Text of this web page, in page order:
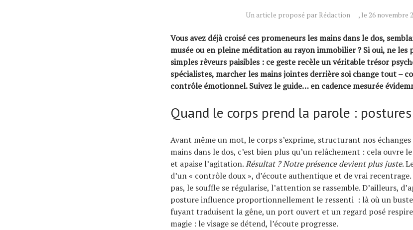
Un article proposé par Rédaction , le 26 novembre
Vous avez déjà croisé ces promeneurs les mains dans le dos,
musée ou en pleine méditation au rayon immobilier ? Si oui, ne les
simples rêveurs paisibles : ce geste recèle un véritable trésor
spécialistes, marcher les mains jointes derrière soi change tout –
contrôle émotionnel. Suivez le guide… en cadence mesurée
Quand le corps prend la parole :
Avant même un mot, le corps s’exprime, structurant nos
mains dans le dos, c’est bien plus qu’un relâchement : cela ouvre
et apaise l’agitation.Résultat ? Notre présence devient plus juste.
d’un « contrôle doux », d’écoute authentique et de vrai
pas, le souffle se régularise, l’attention se rassemble. D’ailleurs,
posture influence proportionnellement le ressenti : là où un
fuyant traduisent la gêne, un port ouvert et un regard posé
magie : le visage se détend, l’écoute progresse.